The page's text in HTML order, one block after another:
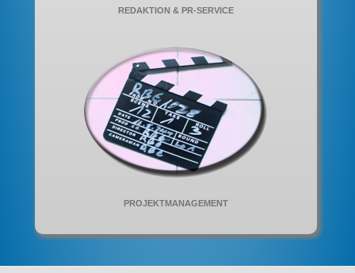
REDAKTION & PR-SERVICE
PROJEKTMANAGEMENT